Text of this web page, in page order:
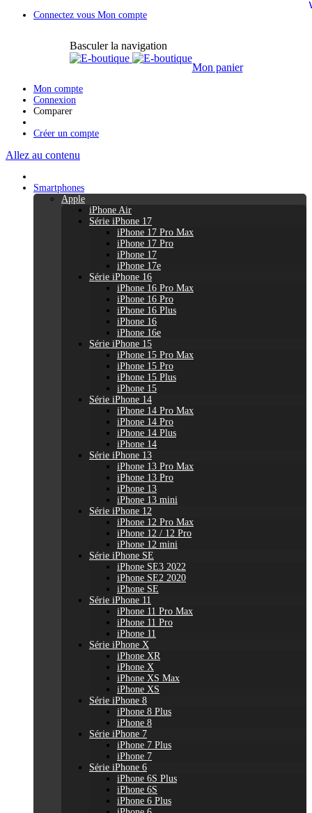
Connectez vous Mon compte
Basculer la navigation
Mon panier
Mon compte
Connexion
Comparer
Créer un compte
Allez au contenu
Smartphones
Apple
iPhone Air
Série iPhone 17
iPhone 17 Pro Max
iPhone 17 Pro
iPhone 17
iPhone 17e
Série iPhone 16
iPhone 16 Pro Max
iPhone 16 Pro
iPhone 16 Plus
iPhone 16
iPhone 16e
Série iPhone 15
iPhone 15 Pro Max
iPhone 15 Pro
iPhone 15 Plus
iPhone 15
Série iPhone 14
iPhone 14 Pro Max
iPhone 14 Pro
iPhone 14 Plus
iPhone 14
Série iPhone 13
iPhone 13 Pro Max
iPhone 13 Pro
iPhone 13
iPhone 13 mini
Série iPhone 12
iPhone 12 Pro Max
iPhone 12 / 12 Pro
iPhone 12 mini
Série iPhone SE
iPhone SE3 2022
iPhone SE2 2020
iPhone SE
Série iPhone 11
iPhone 11 Pro Max
iPhone 11 Pro
iPhone 11
Série iPhone X
iPhone XR
iPhone X
iPhone XS Max
iPhone XS
Série iPhone 8
iPhone 8 Plus
iPhone 8
Série iPhone 7
iPhone 7 Plus
iPhone 7
Série iPhone 6
iPhone 6S Plus
iPhone 6S
iPhone 6 Plus